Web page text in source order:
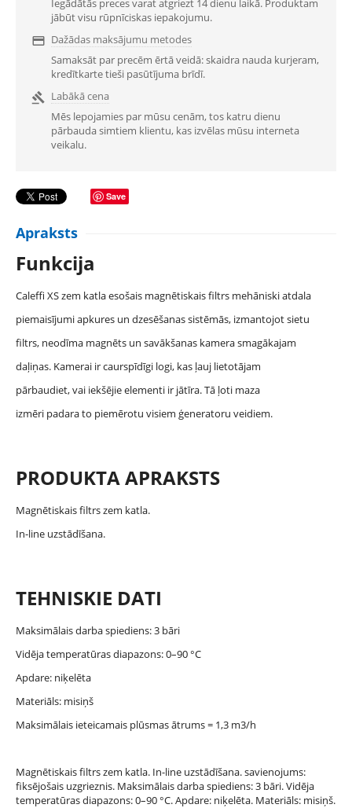
jābūt visu rūpnīciskas iepakojumu.
 Dažādas maksājumu metodes
Samaksāt par precēm ērtā veidā: skaidra nauda kurjeram,
kredītkarte tieši pasūtījuma brīdī.

Labākā cena
Mēs lepojamies par mūsu cenām, tos katru dienu
pārbauda simtiem klientu, kas izvēlas mūsu interneta
veikalu.
Save
Apraksts
Funkcija
Caleffi XS zem katla esošais magnētiskais filtrs mehāniski atdala
piemaisījumi apkures un dzesēšanas sistēmās, izmantojot sietu
filtrs, neodīma magnēts un savākšanas kamera smagākajam
daļiņas. Kamerai ir caurspīdīgi logi, kas ļauj lietotājam
pārbaudiet, vai iekšējie elementi ir jātīra. Tā ļoti maza
izmēri padara to piemērotu visiem ģeneratoru veidiem.
PRODUKTA APRAKSTS
Magnētiskais filtrs zem katla.
In-line uzstādīšana.
TEHNISKIE DATI
Maksimālais darba spiediens: 3 bāri
Vidēja temperatūras diapazons: 0–90 °C
Apdare: niķelēta
Materiāls: misiņš
Maksimālais ieteicamais plūsmas ātrums = 1,3 m3/h
Magnētiskais filtrs zem katla. In-line uzstādīšana. savienojums:
fiksējošais uzgrieznis. Maksimālais darba spiediens: 3 bāri. Vidēja
temperatūras diapazons: 0–90 °C. Apdare: niķelēta. Materiāls: misiņš.